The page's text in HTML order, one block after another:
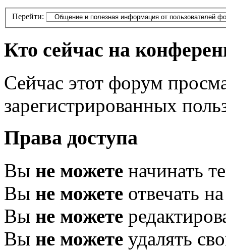
Перейти:
Кто сейчас на
Сейчас этот форум
зарегистрированных
Права доступа
Вы не можете начинать
Вы не можете отвечать
Вы не можете
Вы не можете удалять